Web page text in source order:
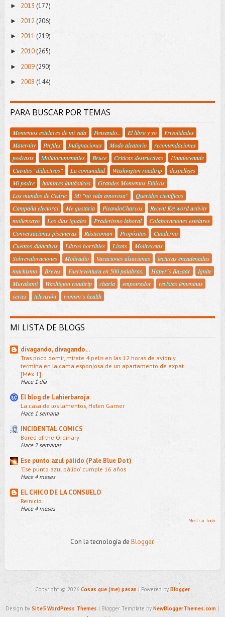
► 2013 (177)
► 2012 (206)
► 2011 (219)
► 2010(265)
► 2009(290)
► 2008 (144)
PARA BUSCAR POR TEMAS
Momentos estelares de mi vida Pensando.. El libro y yo
Frivolidades
Maternity
Perfiles Indignaciones Modo aleatorio
recomendaciones
podcasts
Molidocumentales Bruce Criticas destructivas
Unadocenade
Cuentos "didactivos"
La comunidad Washington roadtrip
despellejes
Mi padre
hombres fantásticos
Grandes Momentos Etílicos
Los mundos de Cedric
Mi "no vida amorosa"
Queridos científicos
Campaña electoral
Me gustaría PisandoCharcos
Recent Keyword activity
moliensayo
Los días iguales Praderismo laboral
Colaboraciones estelares
Conversaciones piscineras
Rústicoman Propósitos
Cuaderno
Cuentos didactivos
Libros horribles Listas
Molirecetas
Sobrevaloraciones
Moliradio Vacaciones alsacianas
lecturas encadenadas
machismo
Breves Fuerteventura en 500 palabras. Haper´s Bazaar
Ignite
Murakami
Washigton roadtrip charla empotrador
revistas femeninas
series
televisión women´s health
MI LISTA DE BLOGS
divagando, divagando...
Tras poco domir, mírate 4 pelis en las 12 horas de avión y
termina en la cama esponjosa de un apartamento de expat
[Méx 1]
Hace 1 día
El blog de Lahierbaroja
La casa de los lamentos, Helen Garner
Hace 1 semana
INCIDENTAL COMICS
Bored of the Ordinary
Hace 2 semanas
Ese punto azul pálido (Pale Blue Dot)
'Ese punto azul pálido' cumple 16 años
Hace 4 meses
EL CHICO DE LA CONSUELO
Reinicio
Hace 4 meses
Mostrar todo
Con la tecnología de Blogger.
Copyright © 2026 Cosas que (me) pasan | Powered by Blogger
Design bySite5 WordPress Themes | Blogger Template byNewBloggerThemes.com |